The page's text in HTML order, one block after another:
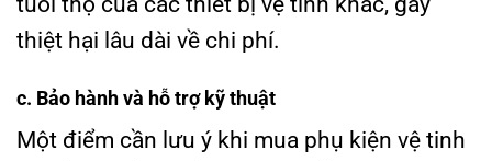
thiệt hại lâu dài về chi phí.
c. Bảo hành và hỗ trợ kỹ thuật
Một điểm cần lưu ý khi mua phụ kiện vệ tinh